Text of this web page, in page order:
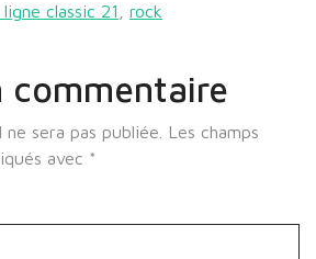
classic 21 rock
commentaire
sera pas publiée.
Les champs
avec *